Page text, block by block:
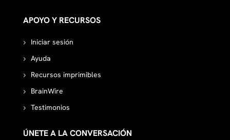
APOYO Y RECURSOS
Iniciar sesión
Ayuda
Recursos imprimibles
BrainWire
Testimonios
ÚNETE A LA CONVERSACIÓN